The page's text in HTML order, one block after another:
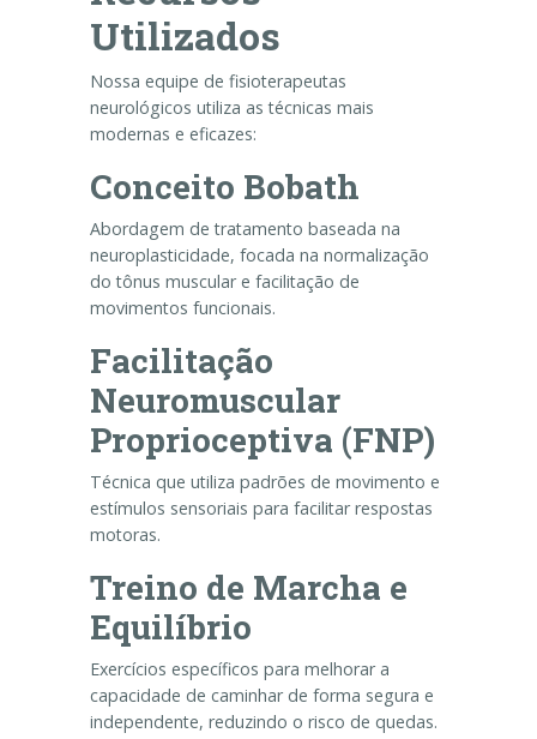
Utilizados
Nossa equipe de fisioterapeutas
neurológicos utiliza as técnicas mais
modernas e eficazes:
Conceito Bobath
Abordagem de tratamento baseada na
neuroplasticidade, focada na normalização
do tônus muscular e facilitação de
movimentos funcionais.
Facilitação
Neuromuscular
Proprioceptiva (FNP)
Técnica que utiliza padrões de movimento e
estímulos sensoriais para facilitar respostas
motoras.
Treino de Marcha e
Equilíbrio
Exercícios específicos para melhorar a
capacidade de caminhar de forma segura e
independente, reduzindo o risco de quedas.